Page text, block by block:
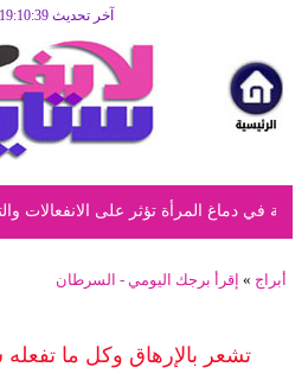
آخر تحديث GMT 19:10:39
دماغ المرأة تؤثر على الانفعالات
أبراج » إقرأ برجك اليومي - السرطان
تشعر بالإرهاق وكل ما